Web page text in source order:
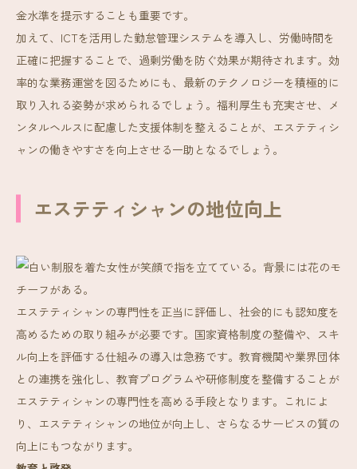
金水準を提示することも重要です。
加えて、ICTを活用した勤怠管理システムを導入し、労働時間を
正確に把握することで、過剰労働を防ぐ効果が期待されます。効
率的な業務運営を図るためにも、最新のテクノロジーを積極的に
取り入れる姿勢が求められるでしょう。福利厚生も充実させ、メ
ンタルヘルスに配慮した支援体制を整えることが、エステティシ
ャンの働きやすさを向上させる一助となるでしょう。
エステティシャンの地位向上
エステティシャンの専門性を正当に評価し、社会的にも認知度を
高めるための取り組みが必要です。国家資格制度の整備や、スキ
ル向上を評価する仕組みの導入は急務です。教育機関や業界団体
との連携を強化し、教育プログラムや研修制度を整備することが
エステティシャンの専門性を高める手段となります。これによ
り、エステティシャンの地位が向上し、さらなるサービスの質の
向上にもつながります。